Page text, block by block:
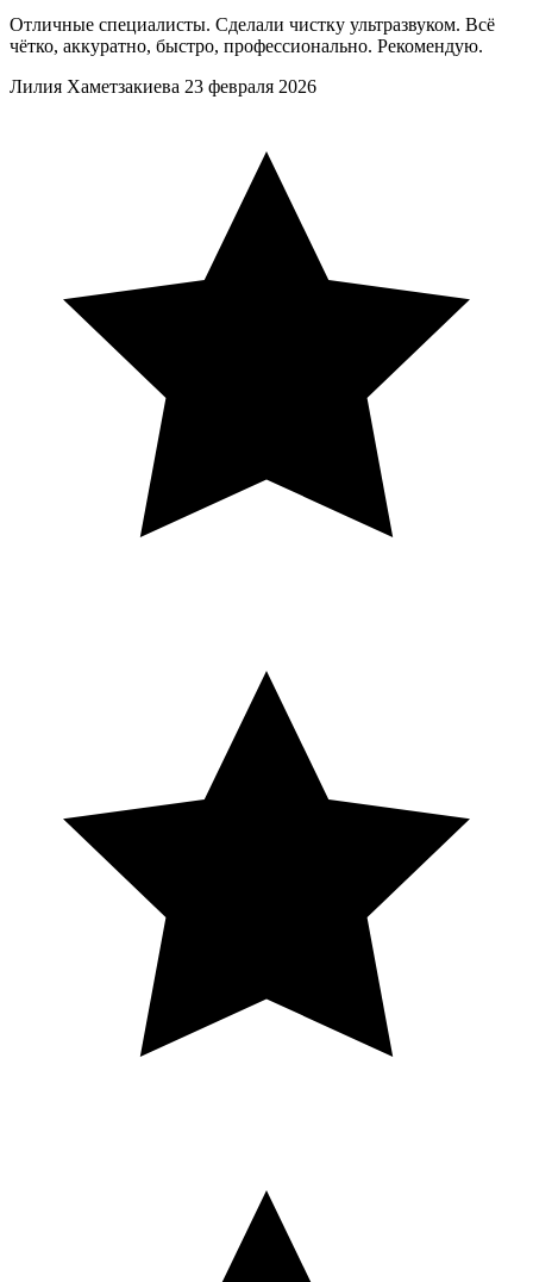
Отличные специалисты. Сделали чистку ультразвуком. Всё
чётко, аккуратно, быстро, профессионально. Рекомендую.
Лилия Хаметзакиева 23 февраля 2026